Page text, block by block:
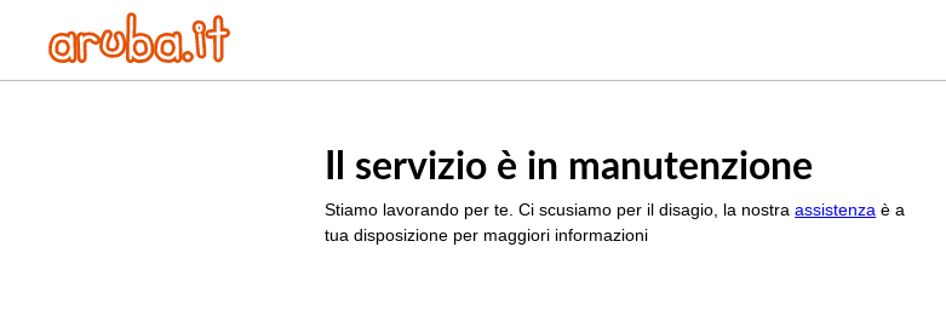
Il servizio è in manutenzione
Stiamo lavorando per te. Ci scusiamo per il disagio, la nostraassistenza è a
tua disposizione per maggiori informazioni